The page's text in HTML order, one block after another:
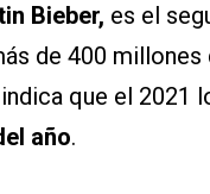
Bieber, es el
de 400 millones
que el 2021
año.